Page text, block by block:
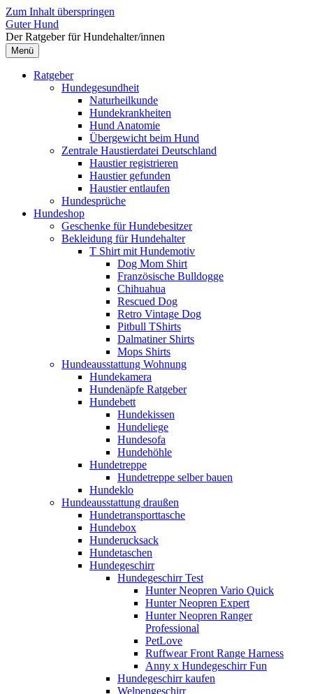
Zum Inhalt überspringen
Guter Hund
Der Ratgeber für Hundehalter/innen
Menü
Ratgeber
Hundegesundheit
Naturheilkunde
Hundekrankheiten
Hund Anatomie
Übergewicht beim Hund
Zentrale Haustierdatei Deutschland
Haustier registrieren
Haustier gefunden
Haustier entlaufen
Hundesprüche
Hundeshop
Geschenke für Hundebesitzer
Bekleidung für Hundehalter
T Shirt mit Hundemotiv
Dog Mom Shirt
Französische Bulldogge
Chihuahua
Rescued Dog
Retro Vintage Dog
Pitbull TShirts
Dalmatiner Shirts
Mops Shirts
Hundeausstattung Wohnung
Hundekamera
Hundenäpfe Ratgeber
Hundebett
Hundekissen
Hundeliege
Hundesofa
Hundehöhle
Hundetreppe
Hundetreppe selber bauen
Hundeklo
Hundeausstattung draußen
Hundetransporttasche
Hundebox
Hunderucksack
Hundetaschen
Hundegeschirr
Hundegeschirr Test
Hunter Neopren Vario Quick
Hunter Neopren Expert
Hunter Neopren Ranger
Professional
PetLove
Ruffwear Front Range Harness
Anny x Hundegeschirr Fun
Hundegeschirr kaufen
Welpengeschirr